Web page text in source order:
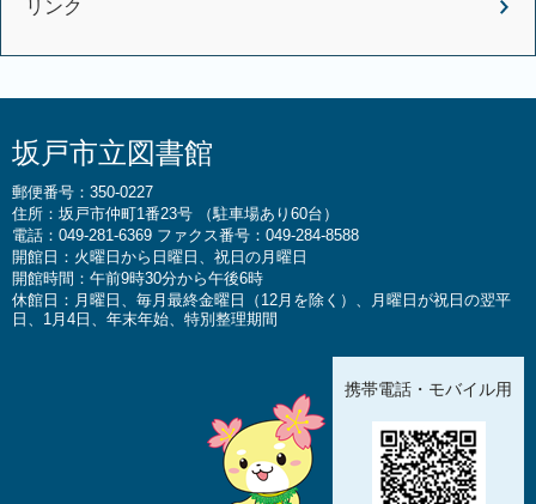
リンク
坂戸市立図書館
郵便番号：350-0227
住所：坂戸市仲町1番23号 （駐車場あり60台）
電話：049-281-6369 ファクス番号：049-284-8588
開館日：火曜日から日曜日、祝日の月曜日
開館時間：午前9時30分から午後6時
休館日：月曜日、毎月最終金曜日（12月を除く）、月曜日が祝日の翌平
日、1月4日、年末年始、特別整理期間
携帯電話・モバイル用